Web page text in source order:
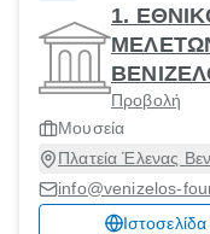
1.
Προβολή
Μουσεία
Πλατεία Έλενας
info@venizelos-
Ιστοσελίδα